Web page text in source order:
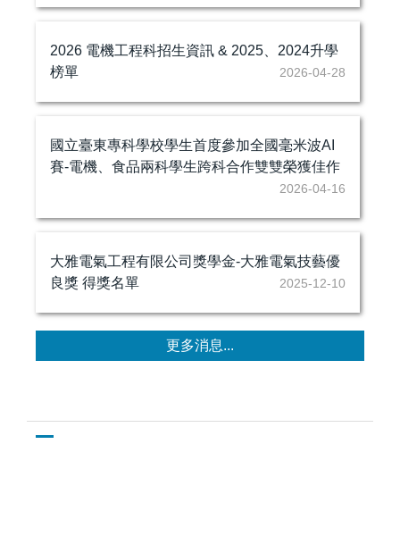
2026 電機工程科招生資訊 & 2025、2024升學
榜單
2026-04-28
國立臺東專科學校學生首度參加全國毫米波AI
賽-電機、食品兩科學生跨科合作雙雙榮獲佳作
2026-04-16
大雅電氣工程有限公司獎學金-大雅電氣技藝優
良獎 得獎名單
2025-12-10
更多消息...